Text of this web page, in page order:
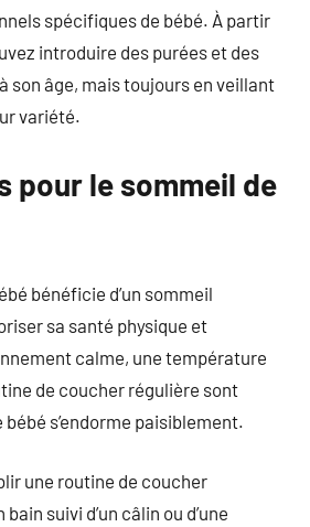
spécifiques de bébé. À partir
introduire des purées et des
son âge, mais toujours en veillant
variété.
pour le sommeil de
bénéficie d’un sommeil
sa santé physique et
calme, une température
de coucher régulière sont
s’endorme paisiblement.
une routine de coucher
suivi d’un câlin ou d’une